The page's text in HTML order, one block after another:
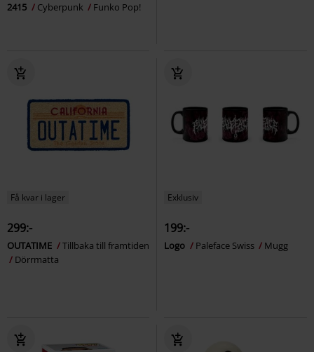
2415
Cyberpunk Funko Pop!
Få kvar i lager
299:-
OUTATIME
Tillbaka till framtiden
Dörrmatta
Exklusiv
199:-
Logo Paleface Swiss Mugg